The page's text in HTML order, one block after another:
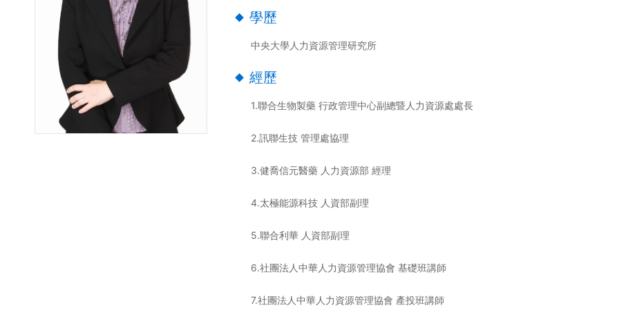
學歷
中央大學人力資源管理研究所
經歷
1.聯合生物製藥 行政管理中心副總暨人力資源處處長
2.訊聯生技 管理處協理
3.健喬信元醫藥 人力資源部 經理
4.太極能源科技 人資部副理
5.聯合利華 人資部副理
6.社團法人中華人力資源管理協會 基礎班講師
7.社團法人中華人力資源管理協會 產投班講師